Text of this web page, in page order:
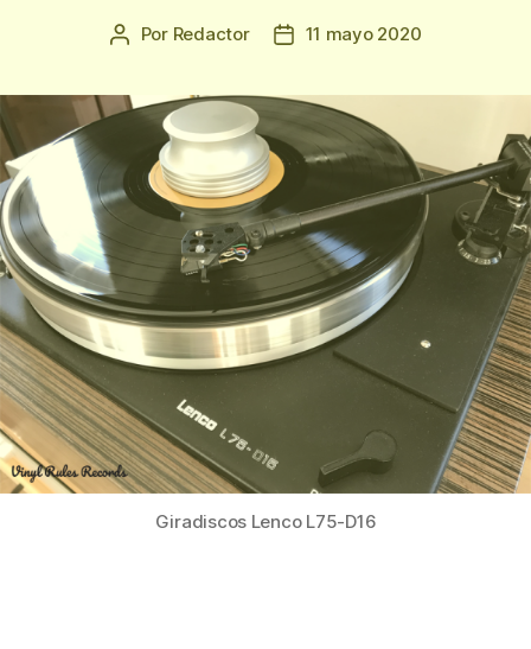
Autor
entrada
Por Redactor
Fecha
entrada
11 mayo 2020
Giradiscos Lenco L75-D16